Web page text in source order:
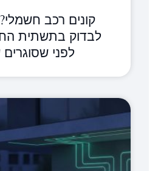
קונים רכב
לבדוק בתשתית
לפני